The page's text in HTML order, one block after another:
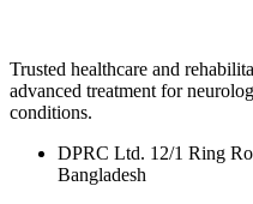
Trusted healthcare and
advanced treatment for
conditions.
DPRC Ltd. 12/1 Ring
Bangladesh